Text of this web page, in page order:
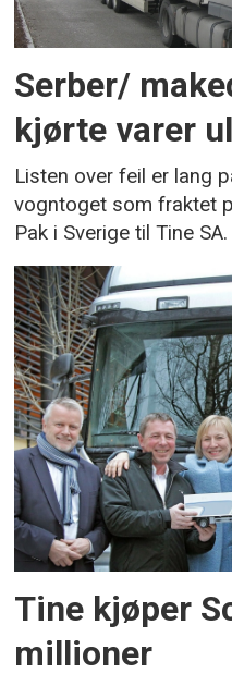
Serber/
kjørte varer
Listen over feil er lang
vogntoget som fraktet
Pak i Sverige til Tine SA.
Tine kjøper
millioner